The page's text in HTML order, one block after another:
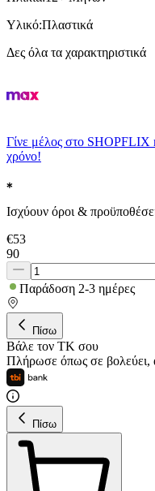
Υλικό:Πλαστικά
Δες όλα τα χαρακτηριστικά
Γίνε μέλος στο SHOPFLIX
χρόνο!
Ισχύουν όροι &
€53
90
Παράδοση 2-3 ημέρες
Πίσω
Βάλε τον ΤΚ σου
Πλήρωσε όπως σε βολεύει,
Πίσω